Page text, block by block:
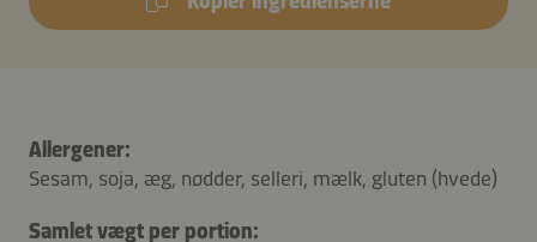
Allergener:
Sesam, soja, æg, nødder, selleri, mælk, gluten (hvede)
Samlet vægt per portion: